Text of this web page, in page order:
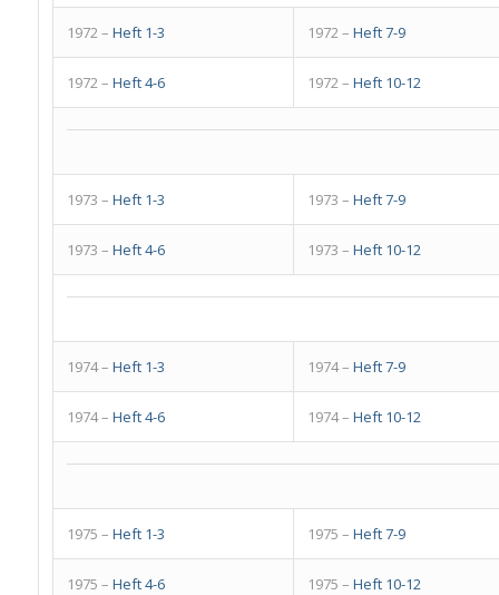
1972 – Heft 1-3 1972 – Heft 7-9
1972 – Heft 4-6 1972 – Heft 10-12
1973 – Heft 1-3 1973 – Heft 7-9
1973 – Heft 4-6 1973 – Heft 10-12
1974 – Heft 1-3 1974 – Heft 7-9
1974 – Heft 4-6 1974 – Heft 10-12
1975 – Heft 1-3 1975 – Heft 7-9
1975 – Heft 4-6 1975 – Heft 10-12